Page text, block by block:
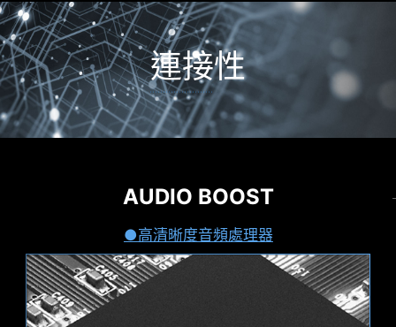
從預設的XMP資料夾中選擇，並可自動超頻相容的
DDR記憶體。
VMD (VOLUME MANAGEMENT
連接性
AUDIO BOOST
高清晰度音頻處理器
輕鬆延伸您的RGB體驗
利用 Mystic Light 擴充插槽，可以增添RGB 燈條或
其他 RGB裝置設備。Mystic Light 軟體直覺式介
面，更方便您操作控制，無需再另外單購RGB控制
器。